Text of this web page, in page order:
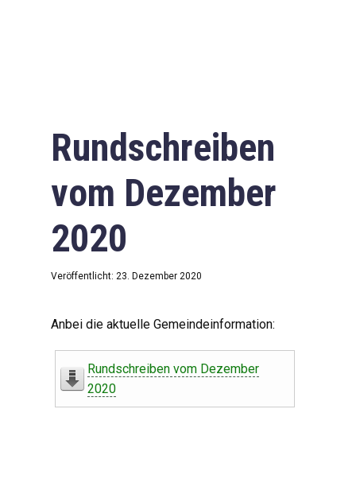
Rundschreiben
vom Dezember
2020
Veröffentlicht: 23. Dezember 2020
Anbei die aktuelle Gemeindeinformation:
Rundschreiben vom Dezember
2020